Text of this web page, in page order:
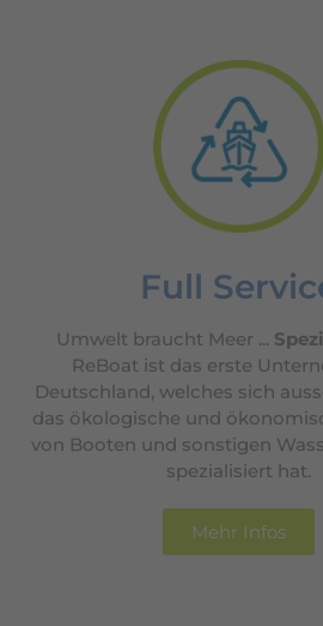
Full
Umwelt braucht Meer ...
ReBoat ist das erste
Deutschland, welches sich
das ökologische und
von Booten und sonstigen
spezialisiert hat.
Mehr Infos